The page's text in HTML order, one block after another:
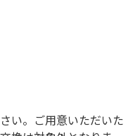
い。ご用意いただいた